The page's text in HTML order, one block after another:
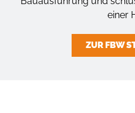
einer
ZUR FBW